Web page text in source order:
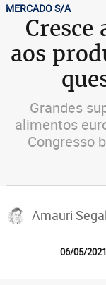
MERCADO S/A
Cresce
aos
Grandes
alimentos
Congresso
Amauri
06/05/